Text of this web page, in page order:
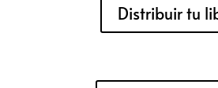
Distribuir tu